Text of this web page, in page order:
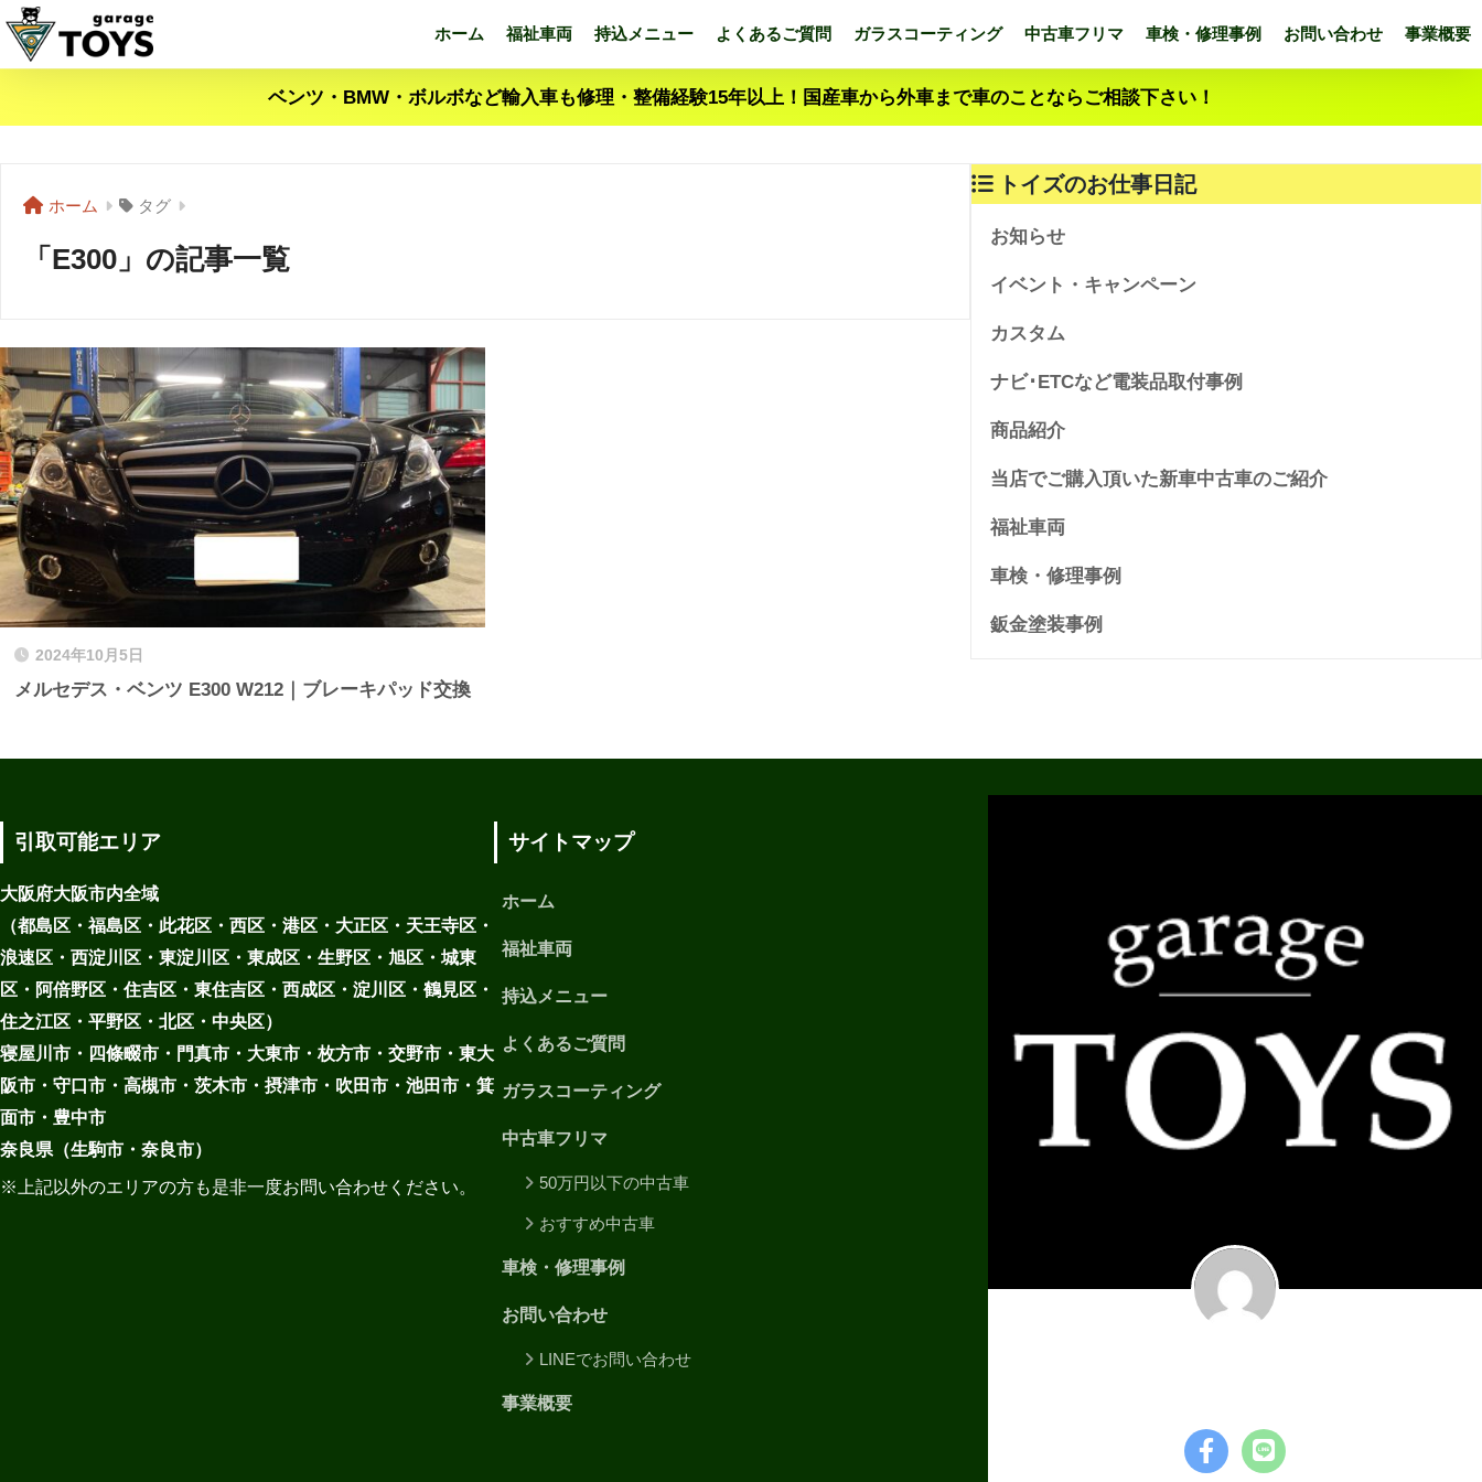
ホーム 福祉車両 持込メニュー よくあるご質問 ガラスコーティング 中古車フリマ 車検・修理事例 お問い合わせ 事業概要
ベンツ・BMW・ボルボなど輸入車も修理・整備経験15年以上！国産車から外車まで車のことならご相談下さい！
ホーム タグ
「E300」の記事一覧
2024年10月5日
メルセデス・ベンツ E300 W212｜ブレーキパッド交換
トイズのお仕事日記
お知らせ
イベント・キャンペーン
カスタム
ナビ･ETCなど電装品取付事例
商品紹介
当店でご購入頂いた新車中古車のご紹介
福祉車両
車検・修理事例
鈑金塗装事例
引取可能エリア
大阪府大阪市内全域
（都島区・福島区・此花区・西区・港区・大正区・天王寺区・
浪速区・西淀川区・東淀川区・東成区・生野区・旭区・城東
区・阿倍野区・住吉区・東住吉区・西成区・淀川区・鶴見区・
住之江区・平野区・北区・中央区）
寝屋川市・四條畷市・門真市・大東市・枚方市・交野市・東大
阪市・守口市・高槻市・茨木市・摂津市・吹田市・池田市・箕
面市・豊中市
奈良県（生駒市・奈良市）
※上記以外のエリアの方も是非一度お問い合わせください。
サイトマップ
ホーム
福祉車両
持込メニュー
よくあるご質問
ガラスコーティング
中古車フリマ
50万円以下の中古車
おすすめ中古車
車検・修理事例
お問い合わせ
LINEでお問い合わせ
事業概要